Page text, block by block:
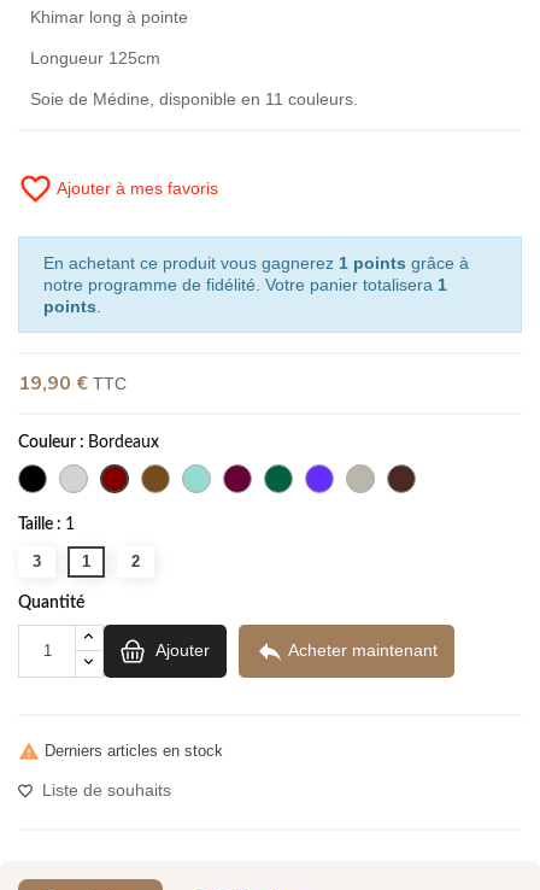
Khimar long à pointe
Longueur 125cm
Soie de Médine, disponible en 11 couleurs.
favorite_border Ajouter à mes favoris
En achetant ce produit vous gagnerez 1 points grâce à
notre programme de fidélité. Votre panier totalisera 1
points
19,90 € TTC
Couleur : Bordeaux
Taille : 1
3 1 2
Quantité
Ajouter  Acheter maintenant
 Derniers articles en stock
Liste de souhaits